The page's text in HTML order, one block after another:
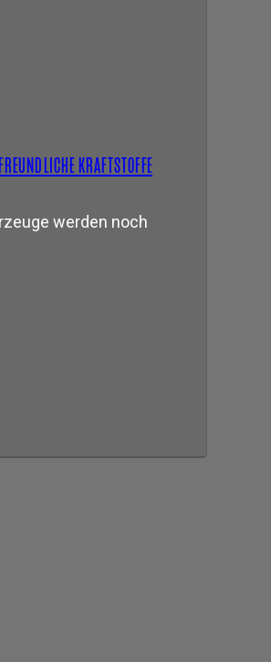
KRAFTSTOFFE
werden noch